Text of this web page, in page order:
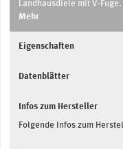
Landhausdiele mit V-
Mehr
Eigenschaften
Datenblätter
Infos zum Hersteller
Folgende Infos zum